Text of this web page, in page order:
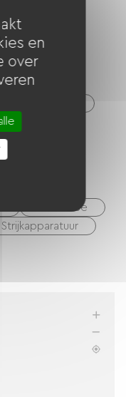
Barbecue
Strijkapparatuur
en
over